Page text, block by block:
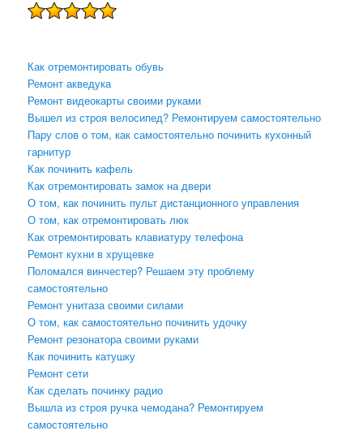
Как отремонтировать обувь
Ремонт акведука
Ремонт видеокарты своими руками
Вышел из строя велосипед? Ремонтируем самостоятельно
Пару слов о том, как самостоятельно починить кухонный
гарнитур
Как починить кафель
Как отремонтировать замок на двери
О том, как починить пульт дистанционного управления
О том, как отремонтировать люк
Как отремонтировать клавиатуру телефона
Ремонт кухни в хрущевке
Поломался винчестер? Решаем эту проблему
самостоятельно
Ремонт унитаза своими силами
О том, как самостоятельно починить удочку
Ремонт резонатора своими руками
Как починить катушку
Ремонт сети
Как сделать починку радио
Вышла из строя ручка чемодана? Ремонтируем
самостоятельно